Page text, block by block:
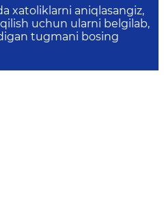
xatoliklarni aniqlasangiz,
uchun ularni belgilab,
tugmani bosing